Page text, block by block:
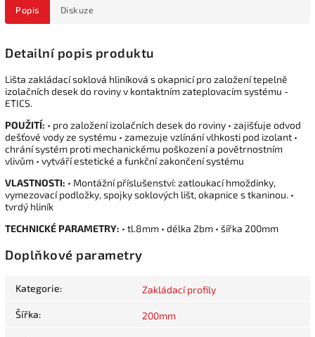
Popis Diskuze
Detailní popis produktu
Lišta zakládací soklová hliníková s okapnicí pro založení tepelně
izolačních desek do roviny v kontaktním zateplovacím systému -
ETICS.
POUŽITÍ: • pro založení izolačních desek do roviny • zajišťuje odvod
dešťové vody ze systému • zamezuje vzlínání vlhkosti pod izolant •
chrání systém proti mechanickému poškození a povětrnostním
vlivům • vytváří estetické a funkční zakončení systému
VLASTNOSTI: • Montážní příslušenství: zatloukací hmoždinky,
vymezovací podložky, spojky soklových lišt, okapnice s tkaninou. •
tvrdý hliník
TECHNICKÉ PARAMETRY: • tl.8mm • délka 2bm • šířka 200mm
Doplňkové parametry
Kategorie: Zakládací profily
Šířka: 200mm